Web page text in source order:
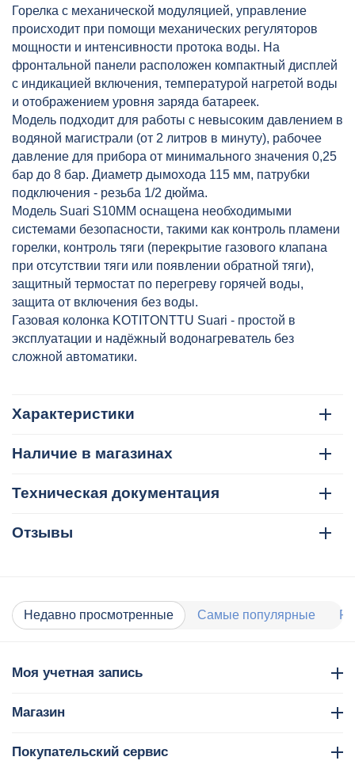
Горелка с механической модуляцией, управление
происходит при помощи механических регуляторов
мощности и интенсивности протока воды. На
фронтальной панели расположен компактный дисплей
с индикацией включения, температурой нагретой воды
и отображением уровня заряда батареек.
Модель подходит для работы с невысоким давлением в
водяной магистрали (от 2 литров в минуту), рабочее
давление для прибора от минимального значения 0,25
бар до 8 бар. Диаметр дымохода 115 мм, патрубки
подключения - резьба 1/2 дюйма.
Модель Suari S10MM оснащена необходимыми
системами безопасности, такими как контроль пламени
горелки, контроль тяги (перекрытие газового клапана
при отсутствии тяги или появлении обратной тяги),
защитный термостат по перегреву горячей воды,
защита от включения без воды.
Газовая колонка KOTITONTTU Suari - простой в
эксплуатации и надёжный водонагреватель без
сложной автоматики.
Характеристики
Наличие в магазинах
Техническая документация
Отзывы
Недавно просмотренные Самые популярные
Моя учетная запись
Магазин
Покупательский сервис